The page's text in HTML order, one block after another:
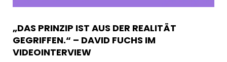
„DAS PRINZIP IST AUS DER REALITÄT
GEGRIFFEN.“ – DAVID FUCHS IM
VIDEOINTERVIEW